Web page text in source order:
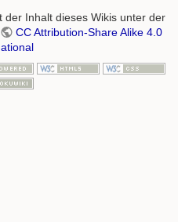
der Inhalt dieses Wikis unter der
CC Attribution-Share Alike 4.0